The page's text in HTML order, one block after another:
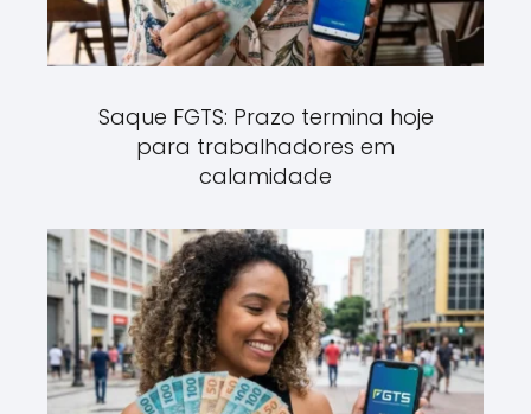
Saque FGTS: Prazo termina hoje
para trabalhadores em
calamidade